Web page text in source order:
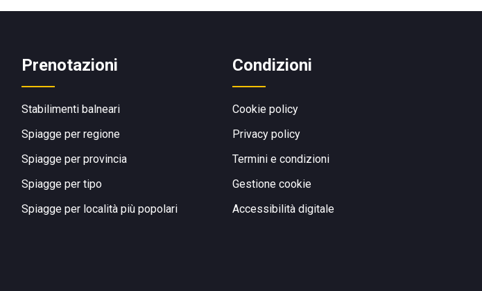
Prenotazioni
Stabilimenti balneari
Spiagge per regione
Spiagge per provincia
Spiagge per tipo
Spiagge per località più popolari
Condizioni
Cookie policy
Privacy policy
Termini e condizioni
Gestione cookie
Accessibilità digitale